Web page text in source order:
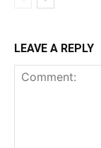
LEAVE A REPLY